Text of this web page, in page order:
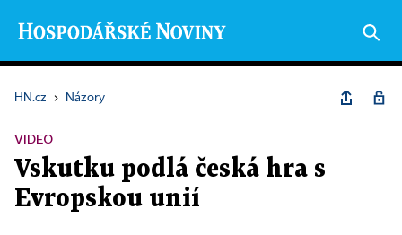
HN.cz › Názory
VIDEO
Vskutku podlá česká hra s
Evropskou unií